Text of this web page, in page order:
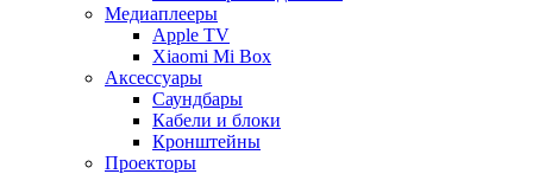
Медиаплееры
Apple TV
Xiaomi Mi Box
Аксессуары
Саундбары
Кабели и блоки
Кронштейны
Проекторы